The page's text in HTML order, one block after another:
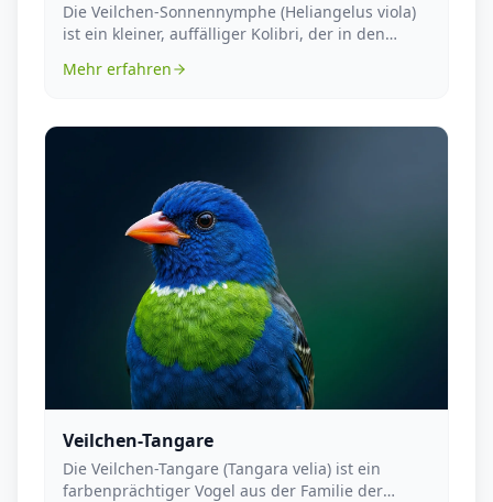
Die Veilchen-Sonnennymphe (Heliangelus viola)
ist ein kleiner, auffälliger Kolibri, der in den
Mehr erfahren
Veilchen-Tangare
Die Veilchen-Tangare (Tangara velia) ist ein
farbenprächtiger Vogel aus der Familie der